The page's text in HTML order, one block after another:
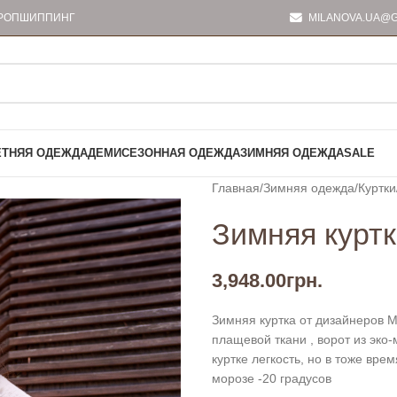
ОДЕЖДАДЕМИСЕЗОННАЯ ОДЕЖДАЗИМНЯЯ ОДЕЖДАSALE
Главная Зимняя одежда Куртки
Зимняя
3,948.00грн.
Зимняя куртка от дизайнеров
плащевой ткани , ворот из
куртке легкость, но в тоже
морозе -20 градусов